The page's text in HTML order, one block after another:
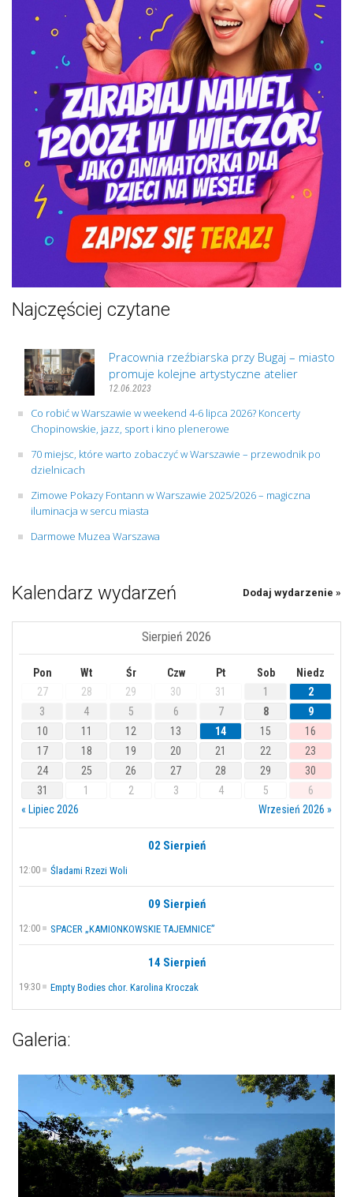
Najczęściej czytane
Pracownia rzeźbiarska przy Bugaj – miasto
promuje kolejne artystyczne atelier
12.06.2023
Co robić w Warszawie w weekend 4-6 lipca 2026? Koncerty
Chopinowskie, jazz, sport i kino plenerowe
70 miejsc, które warto zobaczyć w Warszawie – przewodnik po
dzielnicach
Zimowe Pokazy Fontann w Warszawie 2025/2026 – magiczna
iluminacja w sercu miasta
Darmowe Muzea Warszawa
Kalendarz wydarzeń Dodaj wydarzenie »
Sierpień 2026
Pon Wt Śr Czw Pt Sob
Niedz
27
28 29 30 31 1
2
3
4 5 6 7 8
9
10
11 12 13 14 15
16
17
18 19 20 21 22
23
24
25 26 27 28 29
30
31
1 2 3 4 5
6
« Lipiec 2026
Wrzesień 2026 »
02 Sierpień
12:00 Śladami Rzezi Woli
09 Sierpień
12:00 SPACER „KAMIONKOWSKIE TAJEMNICE”
14 Sierpień
19:30 Empty Bodies chor. Karolina Kroczak
Galeria: